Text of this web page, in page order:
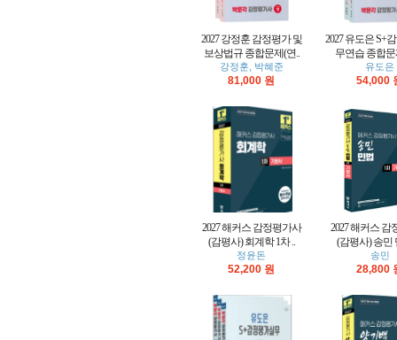
2027 강정훈 감정평가 및
보상법규 종합문제(연..
강정훈, 박혜준
81,000 원
2027 유도은 S+
무연습 종합문
유도은
54,000
2027 해커스 감정평가사
(감평사) 회계학 1차 ..
정윤돈
52,200 원
2027 해커스 감
(감평사) 송민
송민
28,800